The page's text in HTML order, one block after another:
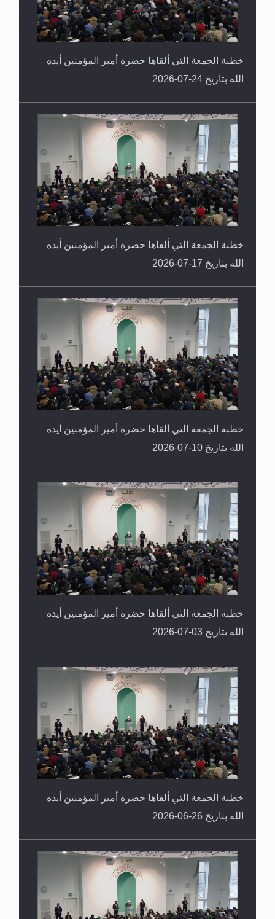
خطبة الجمعة التي ألقاها حضرة أمير المؤمنين أيده
الله بتاريخ 24-07-2026
خطبة الجمعة التي ألقاها حضرة أمير المؤمنين أيده
الله بتاريخ 17-07-2026
خطبة الجمعة التي ألقاها حضرة أمير المؤمنين أيده
الله بتاريخ 10-07-2026
خطبة الجمعة التي ألقاها حضرة أمير المؤمنين أيده
الله بتاريخ 03-07-2026
خطبة الجمعة التي ألقاها حضرة أمير المؤمنين أيده
الله بتاريخ 26-06-2026